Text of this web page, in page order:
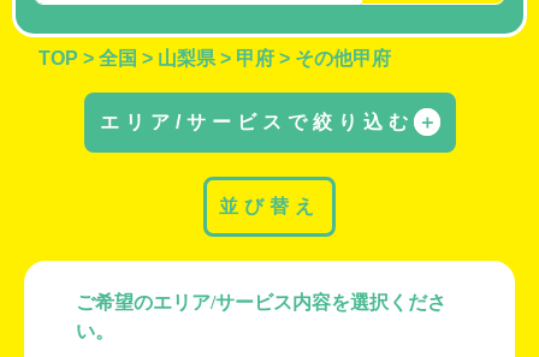
TOP > 全国 > 山梨県 > 甲府 > その他甲府
エリア/サービスで絞り込む ＋
ご希望のエリア/サービス内容を選択くださ
い。
並び替え